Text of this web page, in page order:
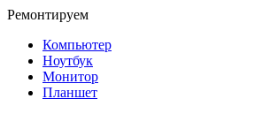
Ремонтируем
Компьютер
Ноутбук
Монитор
Планшет